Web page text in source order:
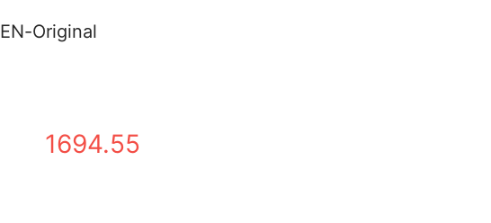
EN-Original
1694.55